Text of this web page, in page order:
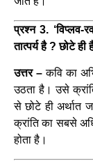
प्रश्न 3. ‘विप्लव-
तात्पर्य है ? छोटे ही
उत्तर –कवि का
उठता है। उसे
से छोटे ही अर्थात
क्रांति का सबसे
होता है।